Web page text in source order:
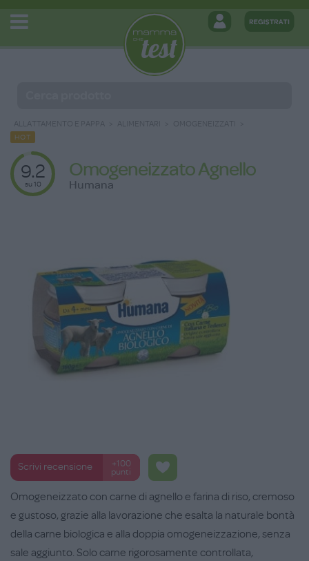
ALLATTAMENTO E PAPPA ALIMENTARI OMOGENEIZZATI
HOT
9.2
su 10
Omogeneizzato Agnello
Humana
Scrivi recensione
+100
punti
Omogeneizzato con carne di agnello e farina di riso, cremoso
e gustoso, grazie alla lavorazione che esalta la naturale bontà
della carne biologica e alla doppia omogeneizzazione, senza
sale aggiunto. Solo carne rigorosamente controllata,